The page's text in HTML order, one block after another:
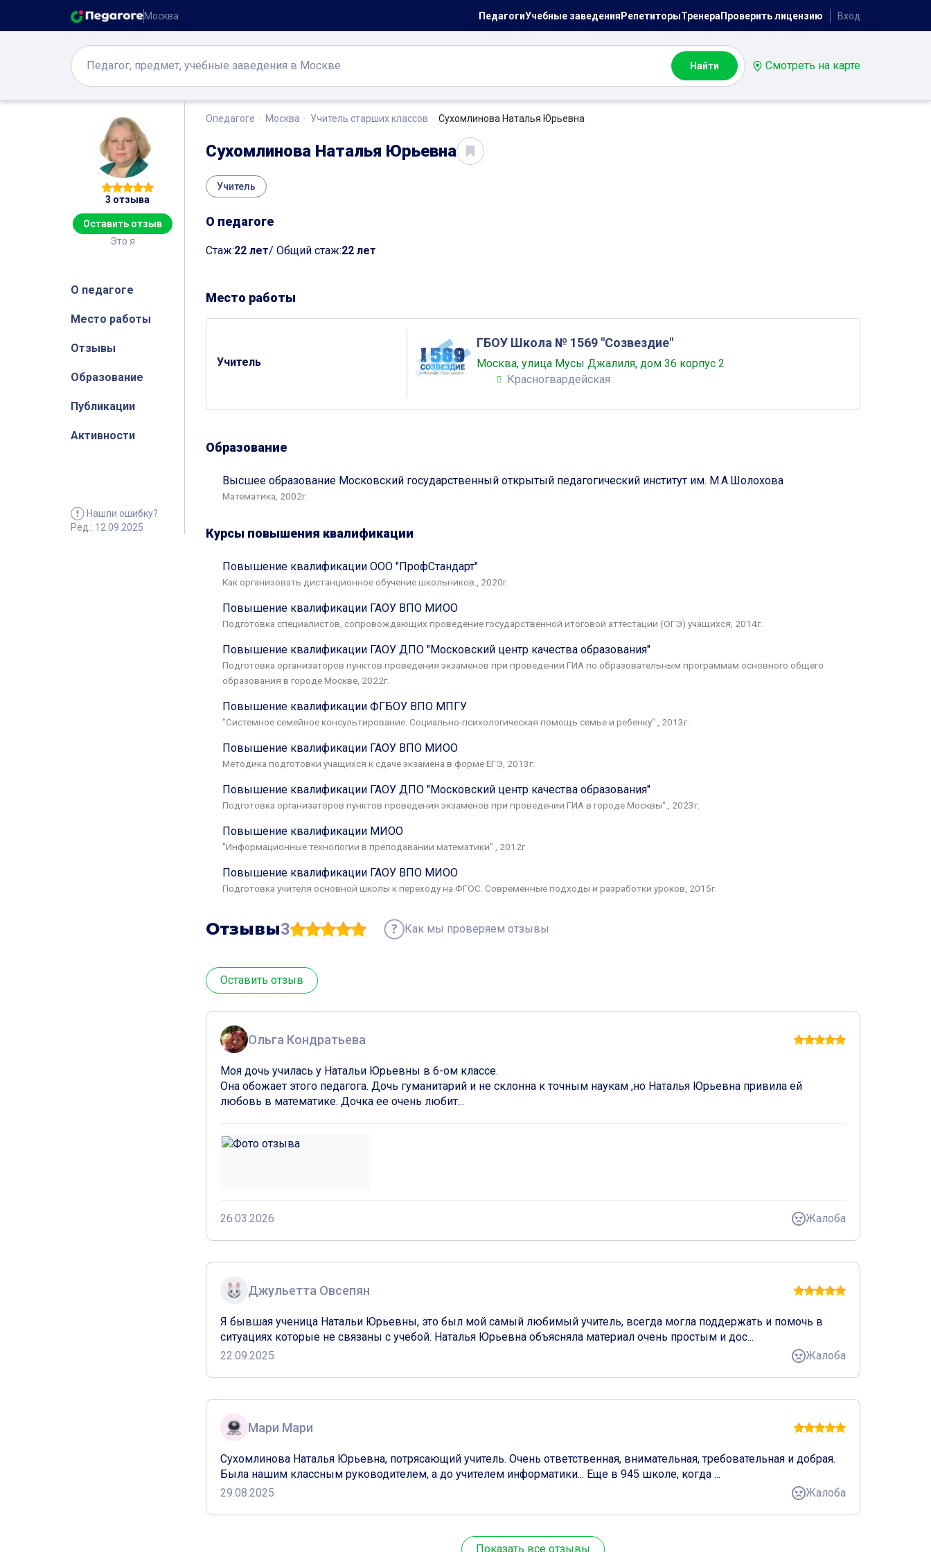
Москва ПедагогиУчебные заведенияРепетиторыТренераПроверить лицензию Вход
Найти Смотреть на карте
3 отзыва
Оставить отзыв
Это я
О педагоге
Место работы
Отзывы
Образование
Публикации
Активности
Нашли ошибку?
Ред.: 12.09.2025
Опедагоге Москва Учитель старших классов Сухомлинова Наталья Юрьевна
Сухомлинова Наталья Юрьевна
Учитель
О педагоге
Cтаж:22 лет/ Общий стаж:22 лет
Место работы
Учитель
ГБОУ Школа № 1569 "Созвездие"
Москва, улица Мусы Джалиля, дом 36 корпус 2
Красногвардейская
Образование
Высшее образование Московский государственный открытый педагогический институт им. М.А.Шолохова
Математика, 2002г.
Курсы повышения квалификации
Повышение квалификации ООО "ПрофСтандарт"
Как организовать дистанционное обучение школьников., 2020г.
Повышение квалификации ГАОУ ВПО МИОО
Подготовка специалистов, сопровождающих проведение государственной итоговой аттестации (ОГЭ) учащихся, 2014г.
Повышение квалификации ГАОУ ДПО "Московский центр качества образования"
Подготовка организаторов пунктов проведения экзаменов при проведении ГИА по образовательным программам основного общего
образования в городе Москве, 2022г.
Повышение квалификации ФГБОУ ВПО МПГУ
"Системное семейное консультирование. Социально-психологическая помощь семье и ребенку"., 2013г.
Повышение квалификации ГАОУ ВПО МИОО
Методика подготовки учащихся к сдаче экзамена в форме ЕГЭ, 2013г.
Повышение квалификации ГАОУ ДПО "Московский центр качества образования"
Подготовка организаторов пунктов проведения экзаменов при проведении ГИА в городе Москвы"., 2023г.
Повышение квалификации МИОО
"Информационные технологии в преподавании математики"., 2012г.
Повышение квалификации ГАОУ ВПО МИОО
Подготовка учителя основной школы к переходу на ФГОС. Современные подходы и разработки уроков, 2015г.
Отзывы3 Как мы проверяем отзывы
Оставить отзыв
Ольга Кондратьева
Моя дочь училась у Натальи Юрьевны в 6-ом классе.
Она обожает этого педагога. Дочь гуманитарий и не склонна к точным наукам ,но Наталья Юрьевна привила ей
любовь в математике. Дочка ее очень любит...
26.03.2026 Жалоба
Джульетта Овсепян
Я бывшая ученица Натальи Юрьевны, это был мой самый любимый учитель, всегда могла поддержать и помочь в
ситуациях которые не связаны с учебой. Наталья Юрьевна объясняла материал очень простым и дос...
22.09.2025
Жалоба
Мари Мари
Сухомлинова Наталья Юрьевна, потрясающий учитель. Очень ответственная, внимательная, требовательная и добрая.
Была нашим классным руководителем, а до учителем информатики... Еще в 945 школе, когда ...
29.08.2025
Жалоба
Показать все отзывы